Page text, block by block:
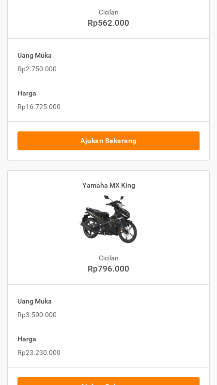
Cicilan
Rp562.000
Uang Muka
Rp2.750.000
Harga
Rp16.725.000
Ajukan Sekarang
Yamaha MX King
Cicilan
Rp796.000
Uang Muka
Rp3.500.000
Harga
Rp23.230.000